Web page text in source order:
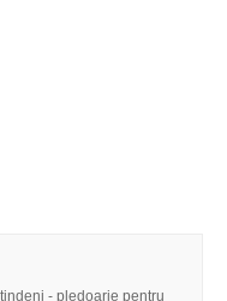
- pledoarie pentru